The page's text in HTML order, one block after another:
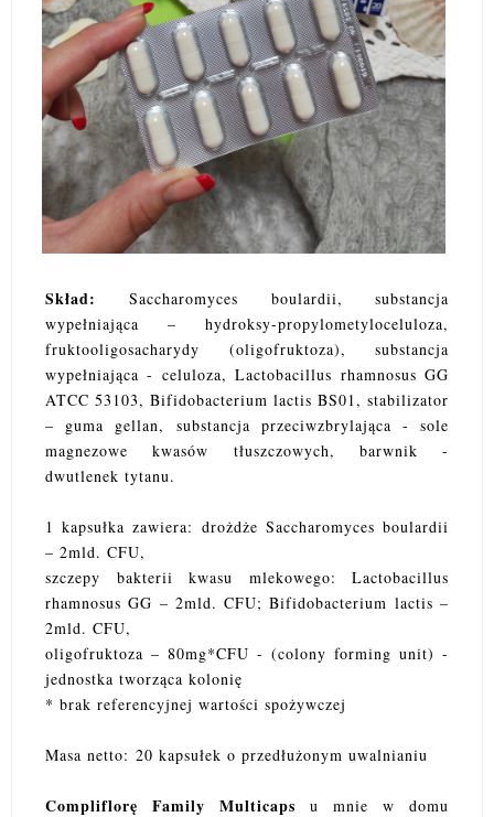
Skład:Saccharomyces boulardii, substancja
wypełniająca – hydroksy-propylometyloceluloza,
fruktooligosacharydy (oligofruktoza), substancja
wypełniająca - celuloza, Lactobacillus rhamnosus GG
ATCC 53103, Bifidobacterium lactis BS01, stabilizator
– guma gellan, substancja przeciwzbrylająca - sole
magnezowe kwasów tłuszczowych, barwnik -
dwutlenek tytanu.
1 kapsułka zawiera: drożdże Saccharomyces boulardii
– 2mld. CFU,
szczepy bakterii kwasu mlekowego: Lactobacillus
rhamnosus GG – 2mld. CFU; Bifidobacterium lactis –
2mld. CFU,
oligofruktoza – 80mg*CFU - (colony forming unit) -
jednostka tworząca kolonię
* brak referencyjnej wartości spożywczej
Masa netto: 20 kapsułek o przedłużonym uwalnianiu
Compliflorę Family Multicaps u mnie w domu